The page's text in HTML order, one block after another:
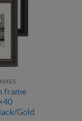
frame
Gold